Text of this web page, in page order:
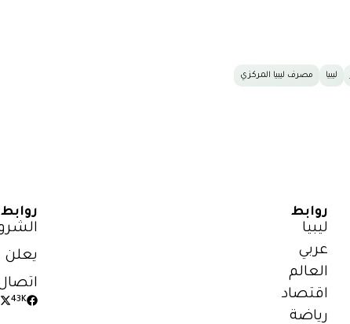
ليبيا مصرف ليبيا المركزي
روابط
ليبيا
عربي
العالم
اقتصاد
رياضة
روابط
يعلن
43K